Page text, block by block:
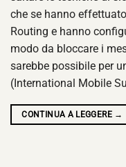
che se hanno
Routing e hanno
modo da bloccare i
sarebbe possibile per
(International Mobile
CONTINUA A LEGGERE →